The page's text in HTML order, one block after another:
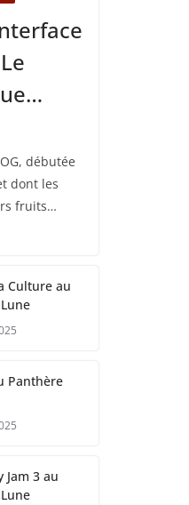
débutée
dont les
fruits…
Culture au
Panthère
Jam 3 au